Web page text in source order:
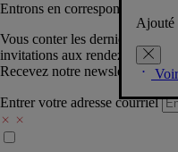
Ajouté
Entrons en correspondance​
Vous conter les dernières
invitations aux rendez-vous
Recevez notre newsletter.
Entrer votre adresse courriel